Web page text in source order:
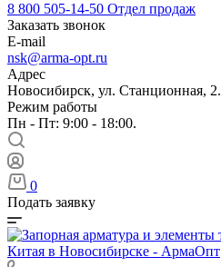
8 800 505-14-50 Отдел продаж
Заказать звонок
E-mail
nsk@arma-opt.ru
Адрес
Новосибирск, ул. Станционная, 2.
Режим работы
Пн - Пт: 9:00 - 18:00.
0
Подать заявку